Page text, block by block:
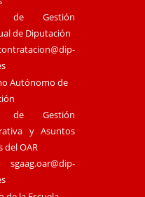
de Gestión
de Diputación
Autónomo de
de Gestión
y Asuntos
del OAR
sgaag.oar@dip-